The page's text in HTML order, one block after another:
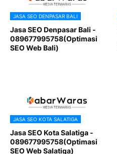
JASA SEO DENPASAR BALI
Jasa SEO Denpasar Bali -
089677995758(Optimasi
SEO Web Bali)
JASA SEO KOTA SALATIGA
Jasa SEO Kota Salatiga -
089677995758(Optimasi
SEO Web Salatiga)